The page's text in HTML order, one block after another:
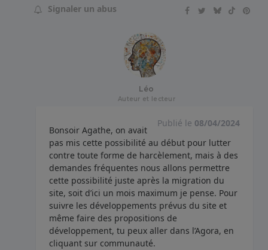
Signaler un abus
Léo
Auteur et lecteur
Publié le 08/04/2024
Bonsoir Agathe, on avait
pas mis cette possibilité au début pour lutter
contre toute forme de harcèlement, mais à des
demandes fréquentes nous allons permettre
cette possibilité juste après la migration du
site, soit d’ici un mois maximum je pense. Pour
suivre les développements prévus du site et
même faire des propositions de
développement, tu peux aller dans l’Agora, en
cliquant sur communauté.